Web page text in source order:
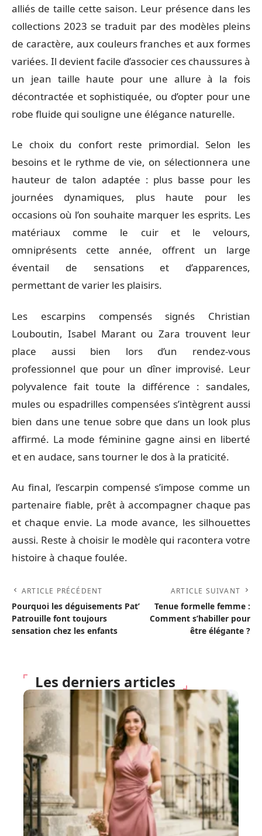
alliés de taille cette saison. Leur présence dans les
collections 2023 se traduit par des modèles pleins
de caractère, aux couleurs franches et aux formes
variées. Il devient facile d’associer ces chaussures à
un jean taille haute pour une allure à la fois
décontractée et sophistiquée, ou d’opter pour une
robe fluide qui souligne une élégance naturelle.
Le choix du confort reste primordial. Selon les
besoins et le rythme de vie, on sélectionnera une
hauteur de talon adaptée : plus basse pour les
journées dynamiques, plus haute pour les
occasions où l’on souhaite marquer les esprits. Les
matériaux comme le cuir et le velours,
omniprésents cette année, offrent un large
éventail de sensations et d’apparences,
permettant de varier les plaisirs.
Les escarpins compensés signés Christian
Louboutin, Isabel Marant ou Zara trouvent leur
place aussi bien lors d’un rendez-vous
professionnel que pour un dîner improvisé. Leur
polyvalence fait toute la différence : sandales,
mules ou espadrilles compensées s’intègrent aussi
bien dans une tenue sobre que dans un look plus
affirmé. La mode féminine gagne ainsi en liberté
et en audace, sans tourner le dos à la praticité.
Au final, l’escarpin compensé s’impose comme un
partenaire fiable, prêt à accompagner chaque pas
et chaque envie. La mode avance, les silhouettes
aussi. Reste à choisir le modèle qui racontera votre
histoire à chaque foulée.
ARTICLE PRÉCÉDENT
Pourquoi les déguisements Pat’
Patrouille font toujours
sensation chez les enfants
ARTICLE SUIVANT
Tenue formelle femme :
Comment s’habiller pour
être élégante ?
Les derniers articles